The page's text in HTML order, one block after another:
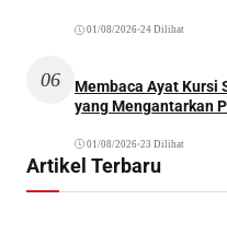
01/08/2026•24 Dilihat
06
Membaca Ayat Kursi
yang Mengantarkan
01/08/2026•23 Dilihat
Artikel Terbaru